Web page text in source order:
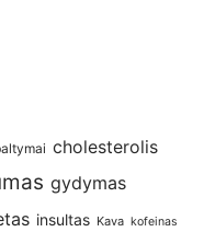
cholesterolis
gydymas
insultas Kava kofeinas